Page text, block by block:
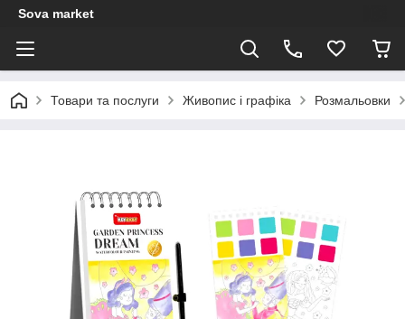
Sova market
Товари та послуги Живопис і графіка Розмальовки